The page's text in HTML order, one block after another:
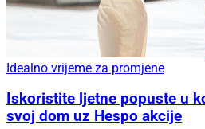
Idealno vrijeme za promjene
Iskoristite ljetne popuste u
svoj dom uz Hespo akcije